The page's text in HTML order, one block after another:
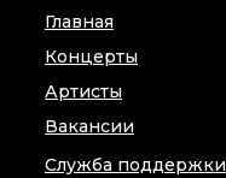
Главная
Концерты
Артисты
Вакансии
Служба поддержки